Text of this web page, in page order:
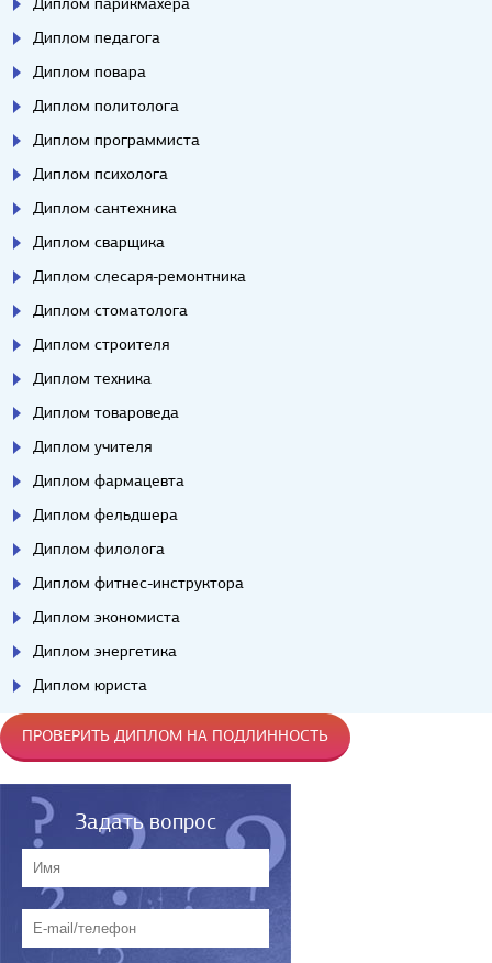
Диплом педагога
Диплом повара
Диплом политолога
Диплом программиста
Диплом психолога
Диплом сантехника
Диплом сварщика
Диплом слесаря-ремонтника
Диплом стоматолога
Диплом строителя
Диплом техника
Диплом товароведа
Диплом учителя
Диплом фармацевта
Диплом фельдшера
Диплом филолога
Диплом фитнес-инструктора
Диплом экономиста
Диплом энергетика
Диплом юриста
ПРОВЕРИТЬ ДИПЛОМ НА ПОДЛИННОСТЬ
Задать вопрос